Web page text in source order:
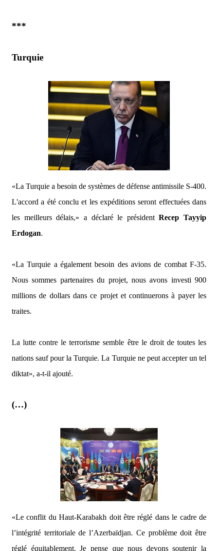
***
Turquie
«La Turquie a besoin de systèmes de défense antimissile S-400.
L'accord a été conclu et les expéditions seront effectuées dans
les meilleurs délais,» a déclaré le présidentRecep Tayyip
Erdogan.
«La Turquie a également besoin des avions de combat F-35.
Nous sommes partenaires du projet, nous avons investi 900
millions de dollars dans ce projet et continuerons à payer les
traites.
La lutte contre le terrorisme semble être le droit de toutes les
nations sauf pour la Turquie. La Turquie ne peut accepter un tel
diktat», a-t-il ajouté.
(…)
«Le conflit du Haut-Karabakh doit être réglé dans le cadre de
l’intégrité territoriale de l’Azerbaïdjan. Ce problème doit être
réglé équitablement. Je pense que nous devons soutenir la